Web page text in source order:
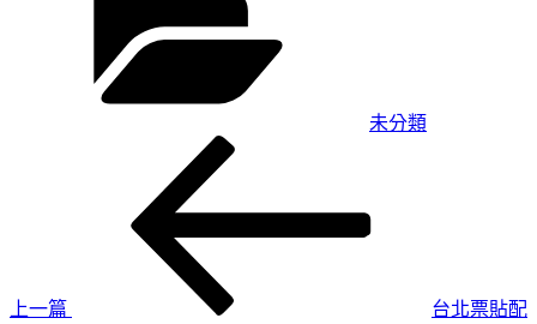
未分類
上一篇
台北票貼配